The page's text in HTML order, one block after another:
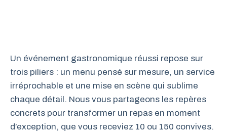
Un événement gastronomique réussi repose sur
trois piliers : un menu pensé sur mesure, un service
irréprochable et une mise en scène qui sublime
chaque détail. Nous vous partageons les repères
concrets pour transformer un repas en moment
d’exception, que vous receviez 10 ou 150 convives.